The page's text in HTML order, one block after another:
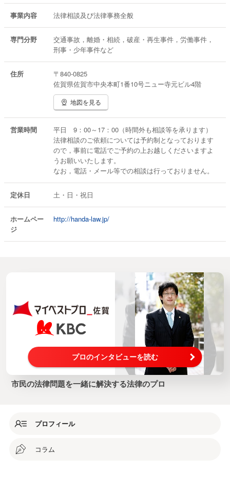
事業内容 法律相談及び法律事務全般
専門分野
交通事故，離婚・相続，破産・再生事件，労働事件，
刑事・少年事件など
住所
〒840-0825
佐賀県佐賀市中央本町1番10号ニュー寺元ビル4階
地図を見る
営業時間
平日 9：00～17：00（時間外も相談等を承ります）
法律相談のご依頼については予約制となっております
ので，事前に電話でご予約の上お越しくださいますよ
うお願いいたします。
なお，電話・メール等での相談は行っておりません。
定休日 土・日・祝日
ホームペー
ジ
http://handa-law.jp/
プロのインタビューを読む
市民の法律問題を一緒に解決する法律のプロ
プロフィール
コラム